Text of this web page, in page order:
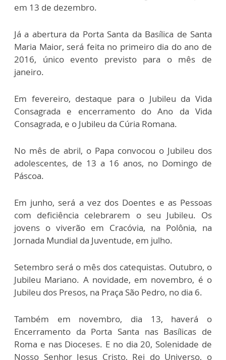
em 13 de dezembro.
Já a abertura da Porta Santa da Basílica de Santa
Maria Maior, será feita no primeiro dia do ano de
2016, único evento previsto para o mês de
janeiro.
Em fevereiro, destaque para o Jubileu da Vida
Consagrada e encerramento do Ano da Vida
Consagrada, e o Jubileu da Cúria Romana.
No mês de abril, o Papa convocou o Jubileu dos
adolescentes, de 13 a 16 anos, no Domingo de
Páscoa.
Em junho, será a vez dos Doentes e as Pessoas
com deficiência celebrarem o seu Jubileu. Os
jovens o viverão em Cracóvia, na Polônia, na
Jornada Mundial da Juventude, em julho.
Setembro será o mês dos catequistas. Outubro, o
Jubileu Mariano. A novidade, em novembro, é o
Jubileu dos Presos, na Praça São Pedro, no dia 6.
Também em novembro, dia 13, haverá o
Encerramento da Porta Santa nas Basílicas de
Roma e nas Dioceses. E no dia 20, Solenidade de
Nosso Senhor Jesus Cristo, Rei do Universo, o